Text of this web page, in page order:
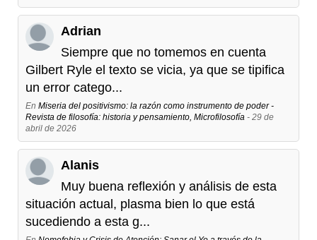
Adrian
Siempre que no tomemos en cuenta
Gilbert Ryle el texto se vicia, ya que se tipifica
un error catego...
En Miseria del positivismo: la razón como instrumento de poder -
Revista de filosofía: historia y pensamiento, Microfilosofía - 29 de
abril de 2026
Alanis
Muy buena reflexión y análisis de esta
situación actual, plasma bien lo que está
sucediendo a esta g...